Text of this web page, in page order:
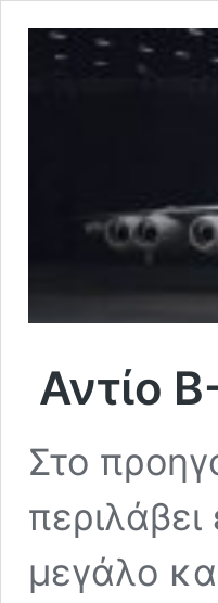
Αντίο
Στο
μεγάλο